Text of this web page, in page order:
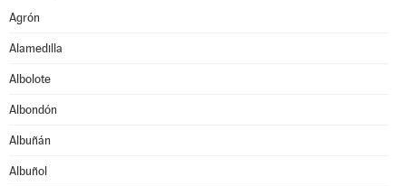
Agrón
Alamedilla
Albolote
Albondón
Albuñán
Albuñol